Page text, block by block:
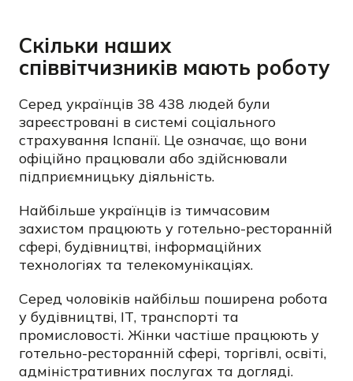
Скільки наших
співвітчизників мають роботу
Серед українців 38 438 людей були
зареєстровані в системі соціального
страхування Іспанії. Це означає, що вони
офіційно працювали або здійснювали
підприємницьку діяльність.
Найбільше українців із тимчасовим
захистом працюють у готельно-ресторанній
сфері, будівництві, інформаційних
технологіях та телекомунікаціях.
Серед чоловіків найбільш поширена робота
у будівництві, ІТ, транспорті та
промисловості. Жінки частіше працюють у
готельно-ресторанній сфері, торгівлі, освіті,
адміністративних послугах та догляді.